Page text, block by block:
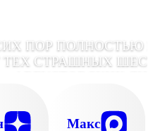
ПОР ПОЛНОСТЬЮ
ТЕХ СТРАШНЫХ
Макс